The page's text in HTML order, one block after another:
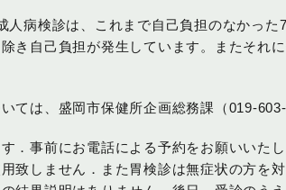
人病検診は、これまで自己負担のなかった
き自己負担が発生しています。
またそれ
ては、盛岡市保健所企画総務課（019-
．事前にお電話による予約をお願いいた
致しません．また胃検診は無症状の方を